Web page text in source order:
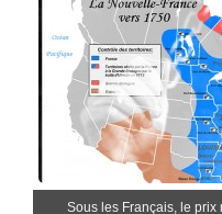
Sous les Français, le prix